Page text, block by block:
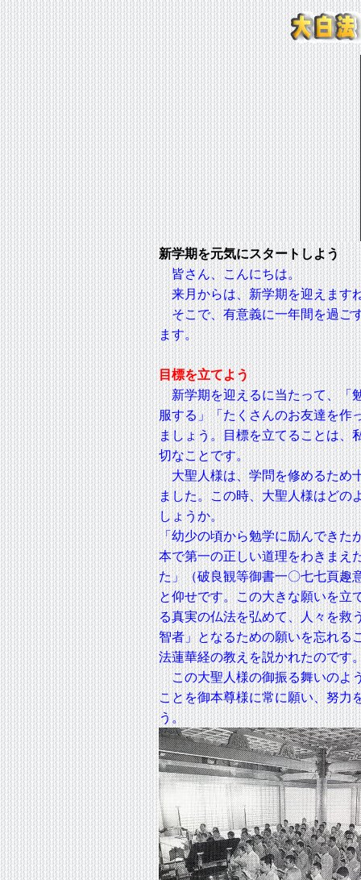
新学期を元気にスタートしよう
皆さん、こんにちは。
来月からは、新学期を迎えます
そこで、有意義に一年間を過ご
ます。
目標を立てよう
新学期を迎えるに当たって、「
服する」「たくさんのお友達を作
ましょう。目標を立てることは、
切なことです。
大聖人様は、学問を修めるため
ました。この時、大聖人様はどの
しょうか。
「幼少の頃から勉学に励んできた
本で第一の正しい道理をわきまえ
た」（破良観等御書一〇七七頁趣
と仰せです。この大きな願いを立
る真実の仏法を弘めて、人々を救
智者」となるための願いを忘れる
法蓮華経の教えを説かれたのです
この大聖人様の御振る舞いのよ
ことを御本尊様に常に願い、努力
う。